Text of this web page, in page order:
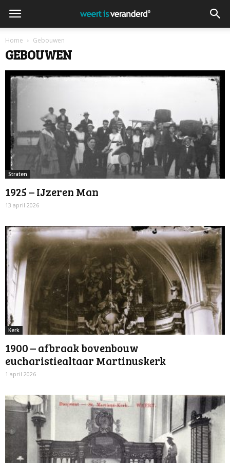
Home Gebouwen
GEBOUWEN
Straten
1925 – IJzeren Man
13 april 2026
Kerk
1900 – afbraak bovenbouw
eucharistiealtaar Martinuskerk
1 april 2026